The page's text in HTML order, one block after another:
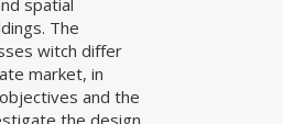
The
witch differ
market, in
and the
the design